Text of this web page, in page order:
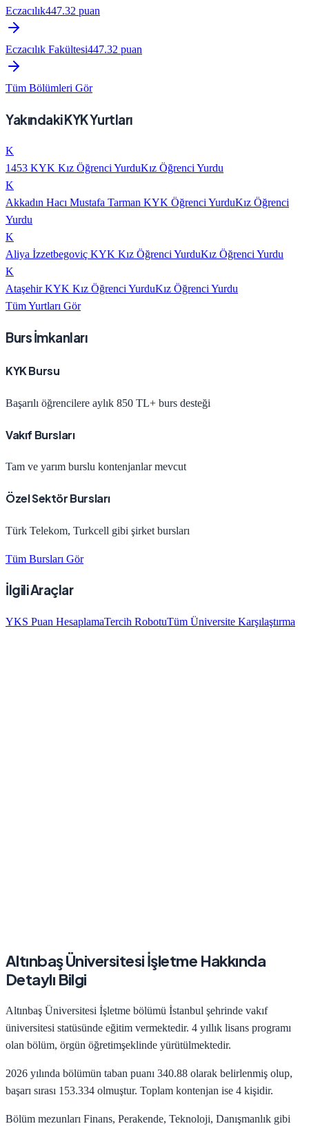
Eczacılık447.32 puan
Eczacılık Fakültesi447.32 puan
Tüm Bölümleri Gör
Yakındaki KYK Yurtları
K
1453 KYK Kız Öğrenci YurduKız Öğrenci Yurdu
K
Akkadın Hacı Mustafa Tarman KYK Öğrenci YurduKız Öğrenci
Yurdu
K
Aliya İzzetbegoviç KYK Kız Öğrenci YurduKız Öğrenci Yurdu
K
Ataşehir KYK Kız Öğrenci YurduKız Öğrenci Yurdu
Tüm Yurtları Gör
Burs İmkanları
KYK Bursu
Başarılı öğrencilere aylık 850 TL+ burs desteği
Vakıf Bursları
Tam ve yarım burslu kontenjanlar mevcut
Özel Sektör Bursları
Türk Telekom, Turkcell gibi şirket bursları
Tüm Bursları Gör
İlgili Araçlar
YKS Puan HesaplamaTercih RobotuTüm Üniversite Karşılaştırma
Altınbaş Üniversitesiİşletme Hakkında
Detaylı Bilgi
Altınbaş Üniversitesi İşletme bölümü İstanbul şehrinde vakıf
üniversitesi statüsünde eğitim vermektedir. 4 yıllık lisans programı
olan bölüm, örgün öğretimşeklinde yürütülmektedir.
2026 yılında bölümün taban puanı 340.88 olarak belirlenmiş olup,
başarı sırası 153.334 olmuştur. Toplam kontenjan ise 4 kişidir.
Bölüm mezunları Finans, Perakende, Teknoloji, Danışmanlık gibi